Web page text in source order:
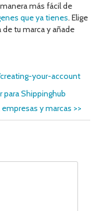
más fácil de
que ya tienes. Elige
tu marca y añade
your-account
para Shippinghub
y marcas >>